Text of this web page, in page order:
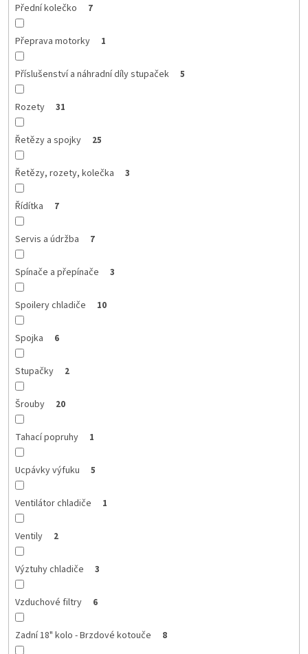
Přední kolečko 7
Přeprava motorky 1
Příslušenství a náhradní díly stupaček 5
Rozety 31
Řetězy a spojky 25
Řetězy, rozety, kolečka 3
Řídítka 7
Servis a údržba 7
Spínače a přepínače 3
Spoilery chladiče 10
Spojka 6
Stupačky 2
Šrouby 20
Tahací popruhy 1
Ucpávky výfuku 5
Ventilátor chladiče 1
Ventily 2
Výztuhy chladiče 3
Vzduchové filtry 6
Zadní 18" kolo - Brzdové kotouče 8